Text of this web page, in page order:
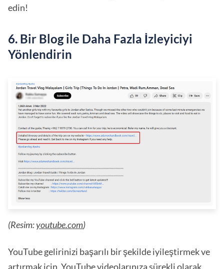
edin!
6. Bir Blog ile Daha Fazla İzleyiciyi
Yönlendirin
(Resim:youtube.com)
YouTube gelirinizi başarılı bir şekilde iyileştirmek ve
artırmak için, YouTube videolarınıza sürekli olarak